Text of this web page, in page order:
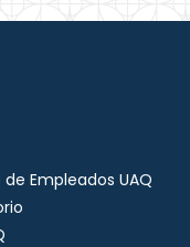
Empleados UAQ